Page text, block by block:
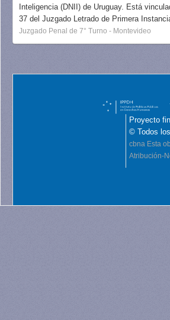
Inteligencia (DNII) de Uruguay. Está
37 del Juzgado Letrado de Primera
Juzgado Penal de 7° Turno - Montevideo
Proyecto
© Todos
cbna Esta
Atribución-